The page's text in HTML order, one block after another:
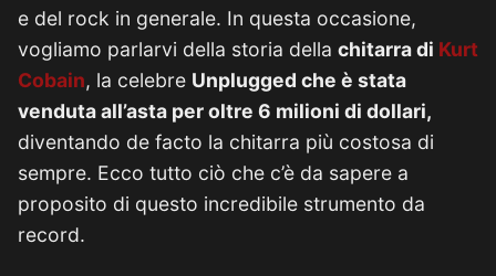
e del rock in generale. In questa occasione,
vogliamo parlarvi della storia della chitarra di Kurt
Cobain, la celebre Unplugged che è stata
venduta all’asta per oltre 6 milioni di dollari,
diventando de facto la chitarra più costosa di
sempre. Ecco tutto ciò che c’è da sapere a
proposito di questo incredibile strumento da
record.